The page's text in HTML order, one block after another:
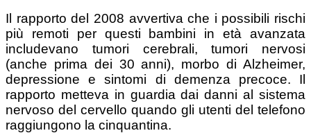
Il rapporto del 2008 avvertiva che i possibili rischi
più remoti per questi bambini in età avanzata
includevano tumori cerebrali, tumori nervosi
(anche prima dei 30 anni), morbo di Alzheimer,
depressione e sintomi di demenza precoce. Il
rapporto metteva in guardia dai danni al sistema
nervoso del cervello quando gli utenti del telefono
raggiungono la cinquantina.